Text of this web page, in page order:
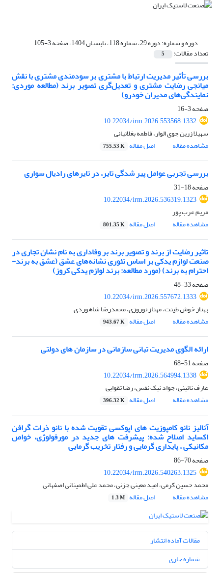
دوره و شماره:دوره 29، شماره 118، تابستان 1404، صفحه 3-105
تعداد مقالات: 5
بررسی تأثیر مدیریت ارتباط با مشتری بر سودمندی مشتری با نقش
میانجی رضایت مشتری و تعدیل‌گری تصویر برند (مطالعه موردی:
نمایندگی‌های مدیران خودرو)
صفحه3-16
10.22034/irm.2026.553568.1332
سهیلا زرین جوی الوار، فاطمه بغلانیانی
مشاهده مقاله
اصل مقاله 755.53 K
بررسی تجربی عوامل پیر شدگی تایر، در تایرهای رادیال سواری
صفحه18-31
10.22034/irm.2026.536319.1323
مریم عرب پور
مشاهده مقاله
اصل مقاله 801.35 K
تاثیر رضایت از برند و تصویر برند بر وفاداری به نام نشان تجاری در
صنعت لوازم یدکی بر اساس تئوری نشانه‌های عشق (عشق به برند-
احترام به برند) (مورد مطالعه: برند لوازم یدکی کروز)
صفحه33-48
10.22034/irm.2026.557672.1333
بهناز خوش طینت، مهناز نوروزی، محمدرضا شاهوردی
مشاهده مقاله
اصل مقاله 943.67 K
ارائه الگوی مدیریت تبانی سازمانی در سازمان های دولتی
صفحه51-68
10.22034/irm.2026.564994.1338
عارف نائینی، جواد نیک نفس، رضا تقوایی
مشاهده مقاله
اصل مقاله 396.32 K
آنالیز نانو کامپوزیت های اپوکسی تقویت شده با نانو ذرات گرافن
اکساید اصلاح شده: پیشرفت های جدید در مورفولوژی، خواص
مکانیکی ، پایداری گرمایی و رفتار تخریب گرمایی
صفحه70-86
10.22034/irm.2026.540263.1325
محمد حسین کرمی، امید معینی جزنی، محمد علی اطمینانی اصفهانی
مشاهده مقاله
اصل مقاله 1.3 M
مقالات آماده انتشار
شماره جاری